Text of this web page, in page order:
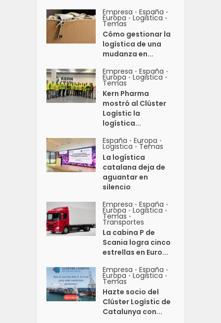
Empresa • España •
Europa • Logistica •
Temas
Cómo gestionar la
logística de una
mudanza en...
Empresa • España •
Europa • Logistica •
Temas
Kern Pharma
mostró al Clúster
Logístic la
logística...
España • Europa •
Logistica • Temas
La logística
catalana deja de
aguantar en
silencio
Empresa • España •
Europa • Logistica •
Temas •
Transportes
La cabina P de
Scania logra cinco
estrellas en Euro...
Empresa • España •
Europa • Logistica •
Temas
Hazte socio del
Clúster Logístic de
Catalunya con...